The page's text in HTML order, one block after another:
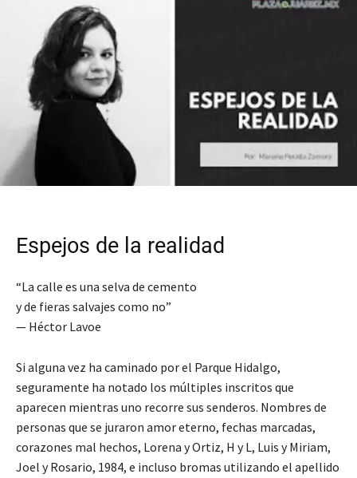
Espejos de la realidad
“La calle es una selva de cemento
y de fieras salvajes como no”
— Héctor Lavoe
Si alguna vez ha caminado por el Parque Hidalgo,
seguramente ha notado los múltiples inscritos que
aparecen mientras uno recorre sus senderos. Nombres de
personas que se juraron amor eterno, fechas marcadas,
corazones mal hechos, Lorena y Ortiz, H y L, Luis y Miriam,
Joel y Rosario, 1984, e incluso bromas utilizando el apellido